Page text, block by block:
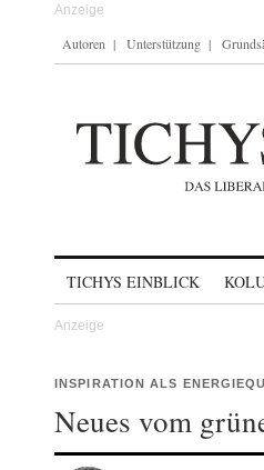
Autoren Unterstützung
TICHYS EINBLICK
INSPIRATION ALS
Neues vom